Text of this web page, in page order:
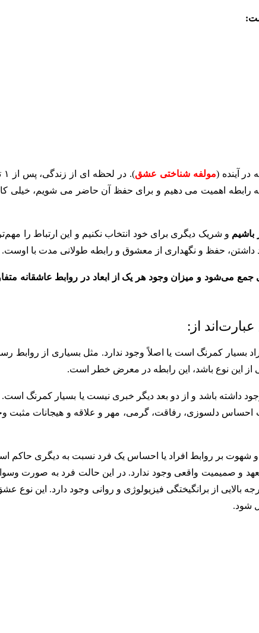
در آینده (مولفه شناختی عشق
اهمیت می دهیم و برای حفظ آن حاضر می شویم، خیلی
باشیم و شریک دیگری برای خود انتخاب نکنیم و این ارتباط را
داشتن، حفظ و نگهداری از معشوق و رابطه طولانی مدت با اوست.
می‌شود و میزان وجود هر یک از ابعاد در روابط عاشقانه
بسیار کمرنگ است یا اصلاً وجود ندارد. مثل بسیاری از روابط
این نوع باشد، این رابطه در معرض خطر است.
باشد و از دو بعد دیگر خبری نیست یا بسیار کمرنگ است.
احساس دلسوزی، رفاقت، گرمی، مهر و علاقه و هیجانات مثبت
شهوت بر روابط افراد یا احساس یک فرد نسبت به دیگری حاکم
و صمیمیت واقعی وجود ندارد. در این حالت فرد به صورت
بالایی از برانگیختگی فیزیولوژی و روانی وجود دارد. این نوع
شود.